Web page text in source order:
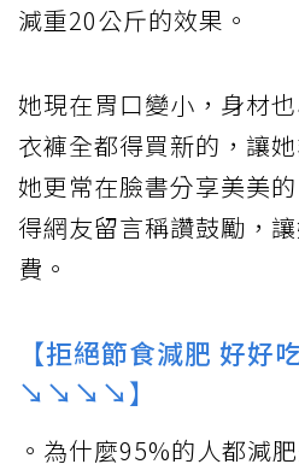
減重20公斤的效果。
她現在胃口變小，身材
衣褲全都得買新的，讓
她更常在臉書分享美美
得網友留言稱讚鼓勵，
費。
【拒絕節食減肥 好好
↘↘↘↘】
。為什麼95%的人都減